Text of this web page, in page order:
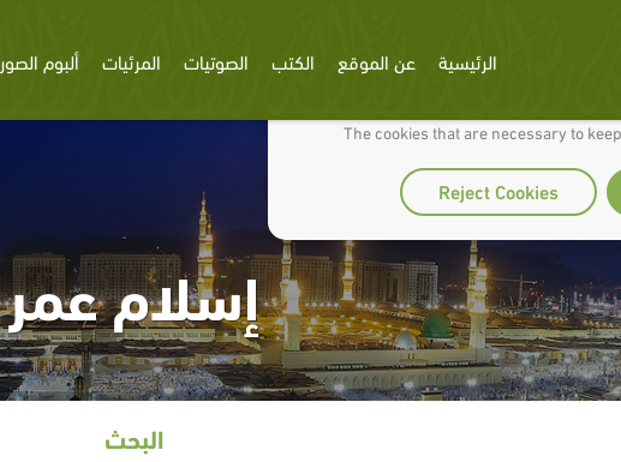
We use cookies to make our site work well
The cookies that are necessary to
Reject Cookies
الرئيسية عن الموقع الكتب الصوتيات المرئيات ألبوم الصور
إسلام عمر
البحث